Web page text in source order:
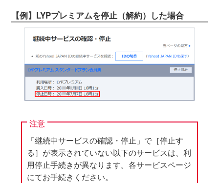
【例】LYPプレミアムを停止（解約）した場合
注意
「継続中サービスの確認・停止」で［停止す
る］が表示されていない以下のサービスは、利
用停止手続きが異なります。各サービスページ
にてお手続きください。